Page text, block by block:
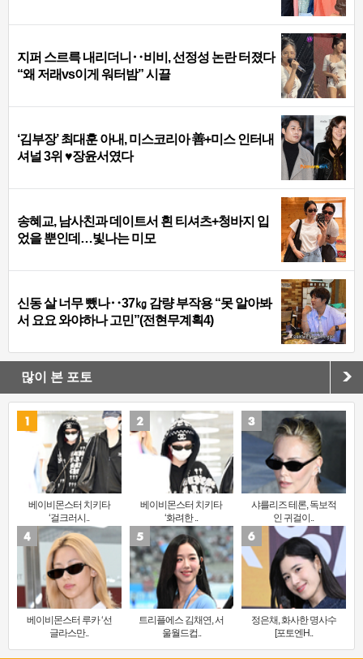
지퍼 스르륵 내리더니‥비비, 선정성 논란 터졌다
“왜 저래vs이게 워터밤” 시끌
‘김부장’ 최대훈 아내, 미스코리아 善+미스 인터내
셔널 3위 ♥장윤서였다
송혜교, 남사친과 데이트서 흰 티셔츠+청바지 입
었을 뿐인데…빛나는 미모
신동 살 너무 뺐나‥37㎏ 감량 부작용 “못 알아봐
서 요요 와야하나 고민”(전현무계획4)
많이 본 포토
베이비몬스터 치키타
‘걸크러시..
베이비몬스터 치키타
‘화려한 ..
샤를리즈 테론, 독보적
인 귀걸이..
베이비몬스터 루카 ‘선
글라스만..
트리플에스 김채연, 서
울월드컵..
정은채, 화사한 명사수
[포토엔H..